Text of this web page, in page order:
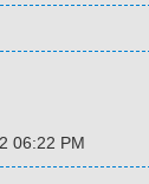
06:22 PM